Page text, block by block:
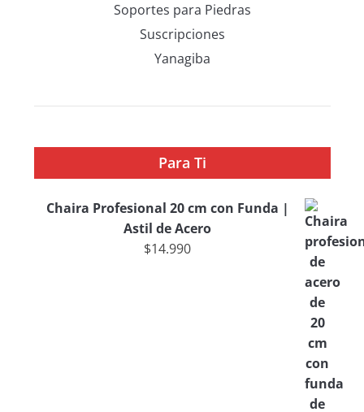
Soportes para Piedras
Suscripciones
Yanagiba
Para Ti
Chaira Profesional 20 cm con Funda |
Astil de Acero
$14.990